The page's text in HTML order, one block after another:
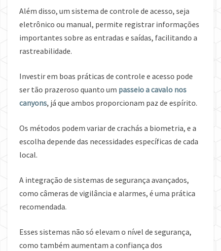
Além disso, um sistema de controle de acesso, seja
eletrônico ou manual, permite registrar informações
importantes sobre as entradas e saídas, facilitando a
rastreabilidade.
Investir em boas práticas de controle e acesso pode
ser tão prazeroso quanto um passeio a cavalo nos
canyons, já que ambos proporcionam paz de espírito.
Os métodos podem variar de crachás a biometria, e a
escolha depende das necessidades específicas de cada
local.
A integração de sistemas de segurança avançados,
como câmeras de vigilância e alarmes, é uma prática
recomendada.
Esses sistemas não só elevam o nível de segurança,
como também aumentam a confiança dos